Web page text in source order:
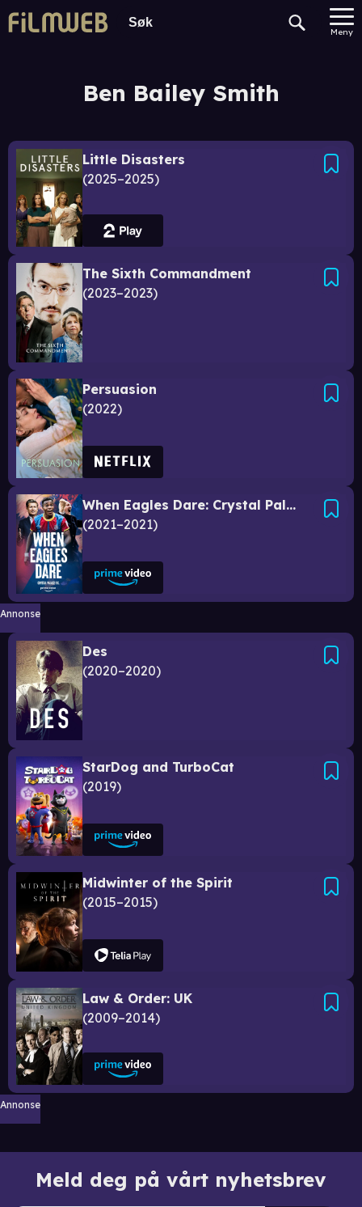
Meny
Ben Bailey Smith
Little Disasters
2025–2025
The Sixth Commandment
2023–2023
Persuasion
2022
When Eagles Dare: Crystal Palace F.C.
2021–2021
Annonse
Des
2020–2020
StarDog and TurboCat
2019
Midwinter of the Spirit
2015–2015
Law & Order: UK
2009–2014
Annonse
Meld deg på vårt nyhetsbrev